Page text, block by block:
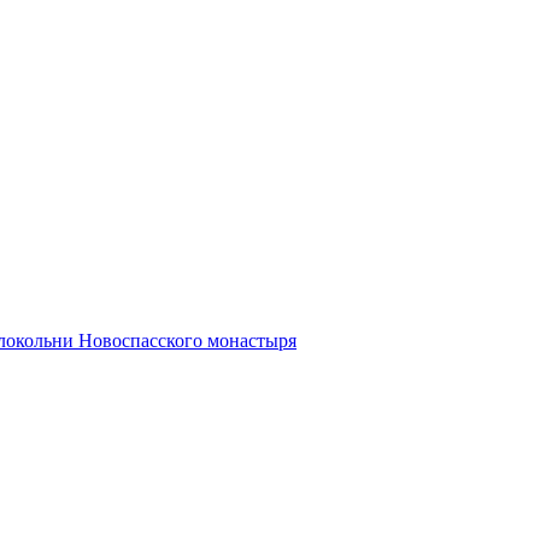
Новоспасского монастыря